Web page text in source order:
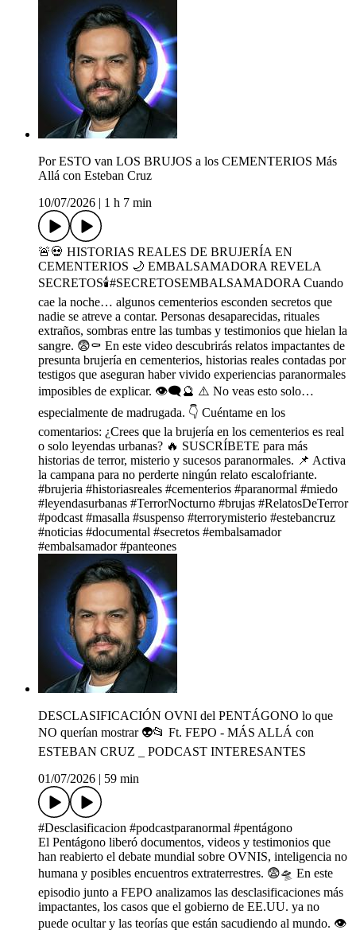
Por ESTO van LOS BRUJOS a los CEMENTERIOS Más
Allá con Esteban Cruz
10/07/2026
1 h 7 min
🚨💀 HISTORIAS REALES DE BRUJERÍA EN
CEMENTERIOS 🌙 EMBALSAMADORA REVELA
SECRETOS🕯️#SECRETOSEMBALSAMADORA Cuando
cae la noche… algunos cementerios esconden secretos que
nadie se atreve a contar. Personas desaparecidas, rituales
extraños, sombras entre las tumbas y testimonios que hielan la
sangre. 😨⚰️ En este video descubrirás relatos impactantes de
presunta brujería en cementerios, historias reales contadas por
testigos que aseguran haber vivido experiencias paranormales
imposibles de explicar. 👁️‍🗨️🔮 ⚠️ No veas esto solo…
especialmente de madrugada. 👇 Cuéntame en los
comentarios: ¿Crees que la brujería en los cementerios es real
o solo leyendas urbanas? 🔥 SUSCRÍBETE para más
historias de terror, misterio y sucesos paranormales. 📌 Activa
la campana para no perderte ningún relato escalofriante.
#brujeria #historiasreales #cementerios #paranormal #miedo
#leyendasurbanas #TerrorNocturno #brujas #RelatosDeTerror
#podcast #masalla #suspenso #terrorymisterio #estebancruz
#noticias #documental #secretos #embalsamador
#embalsamador #panteones
DESCLASIFICACIÓN OVNI del PENTÁGONO lo que
NO querían mostrar 👽📂 Ft. FEPO - MÁS ALLÁ con
ESTEBAN CRUZ _ PODCAST INTERESANTES
01/07/2026
59 min
#Desclasificacion #podcastparanormal #pentágono
El Pentágono liberó documentos, videos y testimonios que
han reabierto el debate mundial sobre OVNIS, inteligencia no
humana y posibles encuentros extraterrestres. 😨🛸 En este
episodio junto a FEPO analizamos las desclasificaciones más
impactantes, los casos que el gobierno de EE.UU. ya no
puede ocultar y las teorías que están sacudiendo al mundo. 👁️